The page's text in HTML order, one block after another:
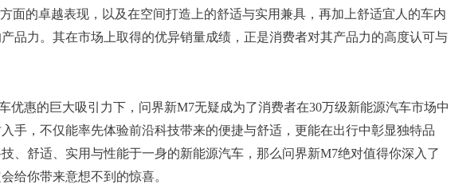
面的卓越表现，以及在空间打造上的舒适与实用兼具，再加上舒适宜人的车内
品力。其在市场上取得的优异销量成绩，正是消费者对其产品力的高度认可与
优惠的巨大吸引力下，问界新M7无疑成为了消费者在30万级新能源汽车市场中
手，不仅能率先体验前沿科技带来的便捷与舒适，更能在出行中彰显独特品
、舒适、实用与性能于一身的新能源汽车，那么问界新M7绝对值得你深入了
给你带来意想不到的惊喜。